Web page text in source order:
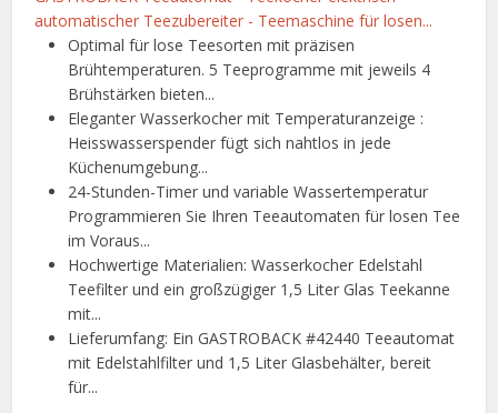
automatischer Teezubereiter - Teemaschine für losen...
Optimal für lose Teesorten mit präzisen
Brühtemperaturen. 5 Teeprogramme mit jeweils 4
Brühstärken bieten...
Eleganter Wasserkocher mit Temperaturanzeige :
Heisswasserspender fügt sich nahtlos in jede
Küchenumgebung...
24-Stunden-Timer und variable Wassertemperatur
Programmieren Sie Ihren Teeautomaten für losen Tee
im Voraus...
Hochwertige Materialien: Wasserkocher Edelstahl
Teefilter und ein großzügiger 1,5 Liter Glas Teekanne
mit...
Lieferumfang: Ein GASTROBACK #42440 Teeautomat
mit Edelstahlfilter und 1,5 Liter Glasbehälter, bereit
für...